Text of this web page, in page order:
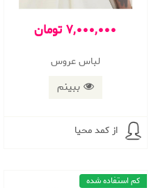
7,000,000 تومان
لباس عروس
ببینم
از کمد محيا
کم استفاده شده